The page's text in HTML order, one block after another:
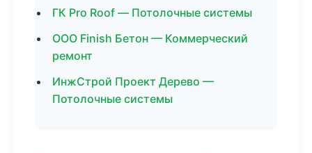
ГК Pro Roof — Потолочные системы
ООО Finish Бетон — Коммерческий
ремонт
ИнжСтрой Проект Дерево —
Потолочные системы